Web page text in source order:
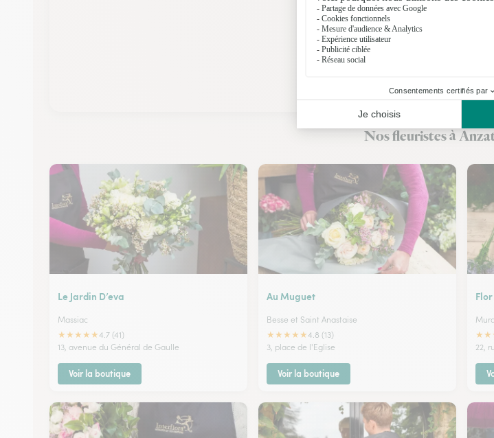
Nos fleuristes à
Le Jardin D’eva
Massiac
★★★★★4.7 (41)
13, avenue du Général de Gaulle
Voir la boutique
Au Muguet
Besse et Saint Anastaise
★★★★★4.8 (13)
3, place de l'Eglise
Voir la boutique
★★
22,